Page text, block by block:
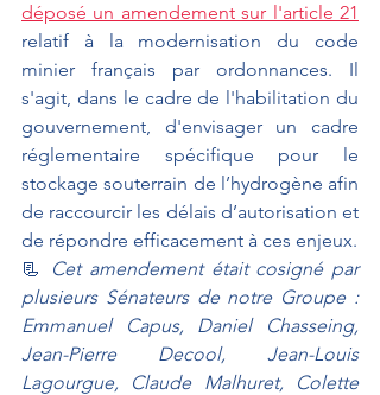
déposé un amendement sur l'article 21
relatif à la modernisation du code
minier français par ordonnances. Il
s'agit, dans le cadre de l'habilitation du
gouvernement, d'envisager un cadre
réglementaire spécifique pour le
stockage souterrain de l’hydrogène afin
de raccourcir les délais d’autorisation et
de répondre efficacement à ces enjeux.
📃 Cet amendement était cosigné par
plusieurs Sénateurs de notre Groupe :
Emmanuel Capus, Daniel Chasseing,
Jean-Pierre Decool, Jean-Louis
Lagourgue, Claude Malhuret, Colette